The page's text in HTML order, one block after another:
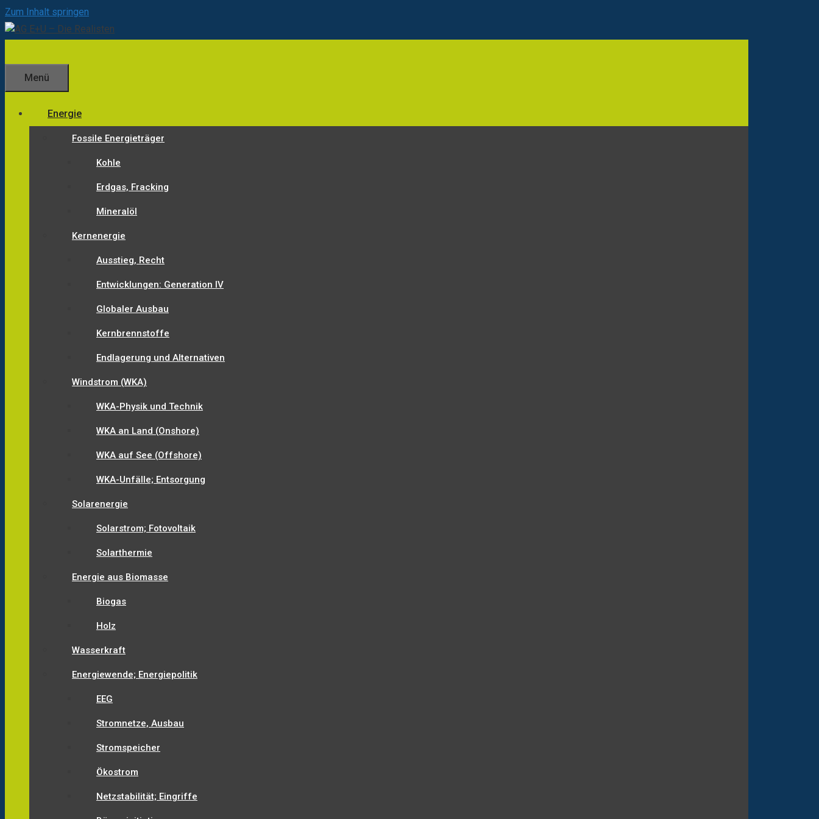
Zum Inhalt springen
Menü
Energie
Fossile Energieträger
Kohle
Erdgas, Fracking
Mineralöl
Kernenergie
Ausstieg, Recht
Entwicklungen: Generation IV
Globaler Ausbau
Kernbrennstoffe
Endlagerung und Alternativen
Windstrom (WKA)
WKA-Physik und Technik
WKA an Land (Onshore)
WKA auf See (Offshore)
WKA-Unfälle; Entsorgung
Solarenergie
Solarstrom; Fotovoltaik
Solarthermie
Energie aus Biomasse
Biogas
Holz
Wasserkraft
Energiewende; Energiepolitik
EEG
Stromnetze, Ausbau
Stromspeicher
Ökostrom
Netzstabilität; Eingriffe